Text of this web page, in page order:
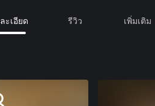
ะเอียด รีวิว เพิ่มเติม